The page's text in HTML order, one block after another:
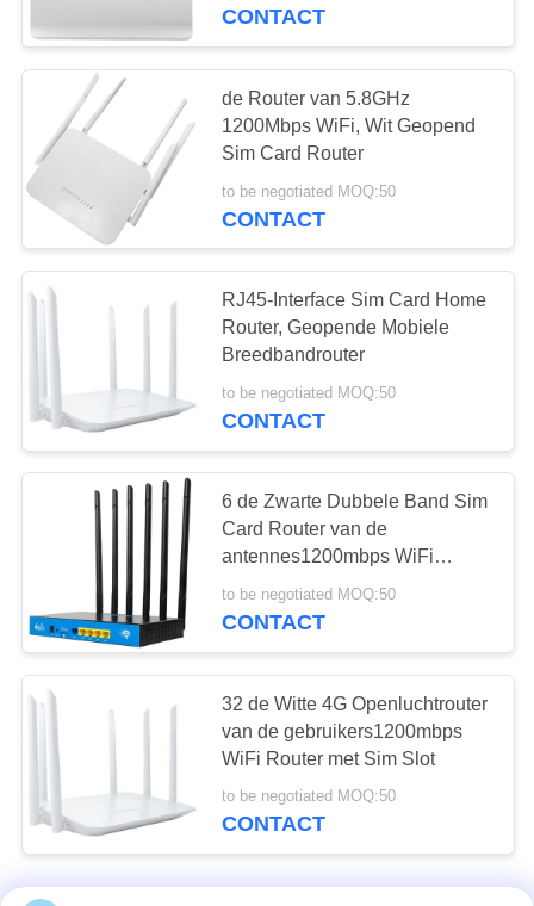
Openluchtwifi-
Antenne
de antenne van de
loraglasvezel
USB-
Hubbasisstation
18
CONTACT
de Router van 5.8GHz
1200Mbps WiFi, Wit Geopend
Sim Card Router
to be negotiated MOQ:50
CONTACT
RJ45-Interface Sim Card Home
Router, Geopende Mobiele
Breedbandrouter
to be negotiated MOQ:50
CONTACT
6 de Zwarte Dubbele Band Sim
Card Router van de
antennes1200mbps WiFi
Router
to be negotiated MOQ:50
CONTACT
32 de Witte 4G Openluchtrouter
van de gebruikers1200mbps
WiFi Router met Sim Slot
to be negotiated MOQ:50
CONTACT